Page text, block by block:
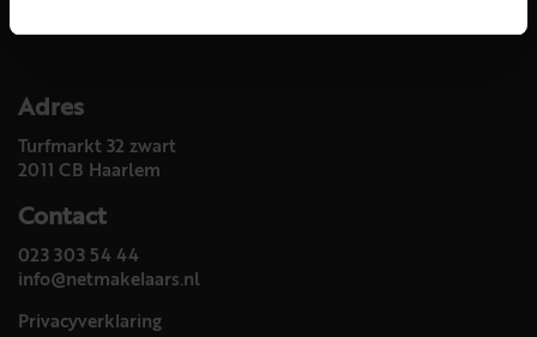
Adres
Turfmarkt 32 zwart
2011 CB Haarlem
Contact
023 303 54 44
info@netmakelaars.nl
Privacyverklaring